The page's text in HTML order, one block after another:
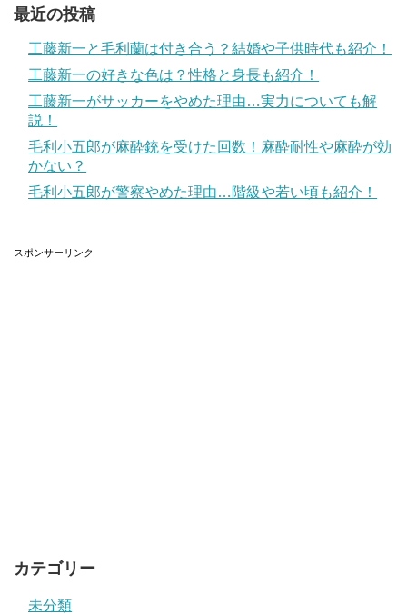
最近の投稿
工藤新一と毛利蘭は付き合う？結婚や子供時代も紹介！
工藤新一の好きな色は？性格と身長も紹介！
工藤新一がサッカーをやめた理由…実力についても解
説！
毛利小五郎が麻酔銃を受けた回数！麻酔耐性や麻酔が効
かない？
毛利小五郎が警察やめた理由…階級や若い頃も紹介！
スポンサーリンク
カテゴリー
未分類